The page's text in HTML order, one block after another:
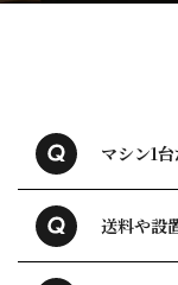
マシン1
送料や設